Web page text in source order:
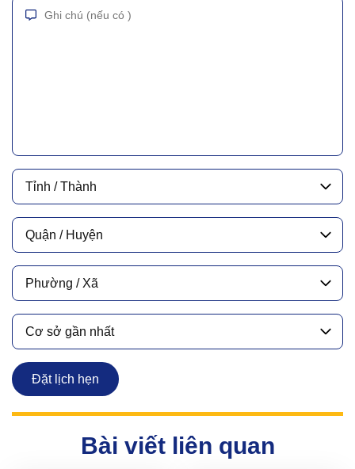
Tỉnh / Thành
Quận / Huyện
Phường / Xã
Cơ sở gần nhất
Đặt lịch hẹn
Bài viết liên quan